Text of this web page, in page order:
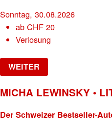
Sonntag, 30.08.2026
abCHF 20
Verlosung
WEITER
MICHA LEWINSKY •
Der Schweizer Bestseller-